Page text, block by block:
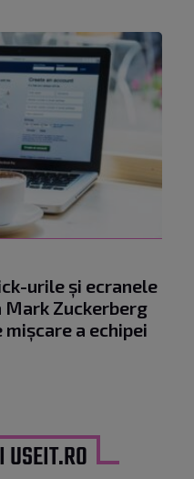
urile și ecranele
Mark Zuckerberg
a echipei